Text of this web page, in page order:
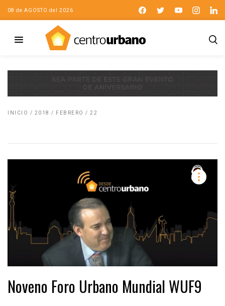
08 de AGOSTO del 2026
INICIO / 2018 / FEBRERO / 22
Noveno Foro Urbano Mundial WUF9